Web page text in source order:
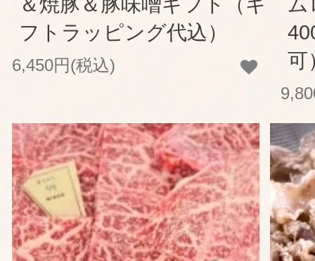
フトラッピング代込）
6,450円(税込)
可